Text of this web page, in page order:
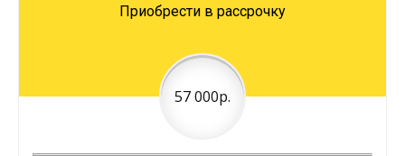
Приобрести в рассрочку
57 000р.